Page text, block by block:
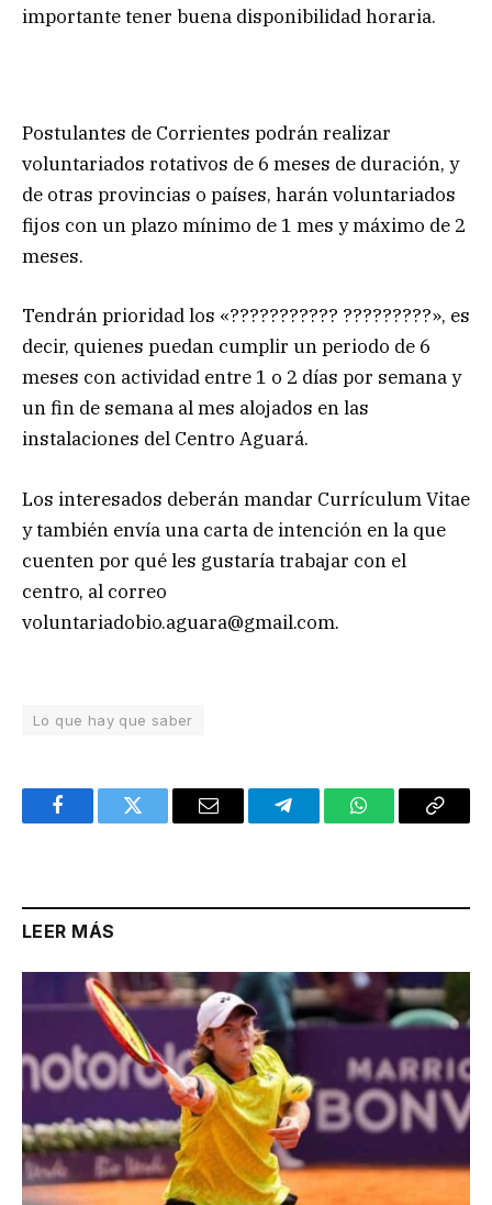
importante tener buena disponibilidad horaria.
Postulantes de Corrientes podrán realizar
voluntariados rotativos de 6 meses de duración, y
de otras provincias o países, harán voluntariados
fijos con un plazo mínimo de 1 mes y máximo de 2
meses.
Tendrán prioridad los «??????????? ?????????», es
decir, quienes puedan cumplir un periodo de 6
meses con actividad entre 1 o 2 días por semana y
un fin de semana al mes alojados en las
instalaciones del Centro Aguará.
Los interesados deberán mandar Currículum Vitae
y también envía una carta de intención en la que
cuenten por qué les gustaría trabajar con el
centro, al correo
voluntariadobio.aguara@gmail.com.
Lo que hay que saber
FacebookTwitter Email TelegramWhatsAppCopy
LEER MÁS